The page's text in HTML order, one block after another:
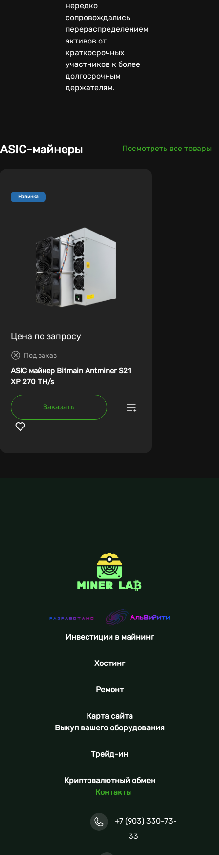
нередко
сопровождались
перераспределением
активов от
краткосрочных
участников к более
долгосрочным
держателям.
ASIC-майнеры Посмотреть все товары
Новинка
Цена по запросу
Под заказ
ASIC майнер Bitmain Antminer S21
XP 270 TH/s
Заказать
Инвестиции в майнинг
Хостинг
Ремонт
Карта сайта
Выкуп вашего оборудования
Трейд-ин
Криптовалютный обмен
Контакты
+7 (903) 330-73-
33